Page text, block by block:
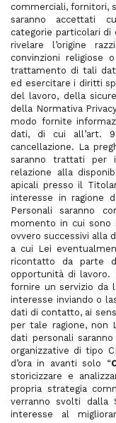
commerciali, fornitori,
saranno accettati
categorie particolari di
rivelare l’origine
convinzioni religiose
trattamento di tali
ed esercitare i diritti
del lavoro, della
della Normativa
modo fornite
dati, di cui all’art.
cancellazione. La
saranno trattati per
relazione alla
apicali presso il
interesse in ragione
Personali saranno
momento in cui sono
ovvero successivi alla
a cui Lei
ricontatto da parte
opportunità di lavoro.
fornire un servizio da
interesse inviando o
dati di contatto, ai
per tale ragione, non
dati personali
organizzative di tipo
d’ora in avanti solo “
storicizzare e
propria strategia
verranno svolti dalla
interesse al